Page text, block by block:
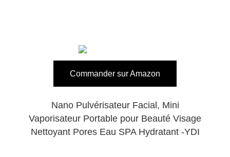
Commander sur Amazon
Nano Pulvérisateur Facial, Mini
Vaporisateur Portable pour Beauté Visage
Nettoyant Pores Eau SPA Hydratant -YDI